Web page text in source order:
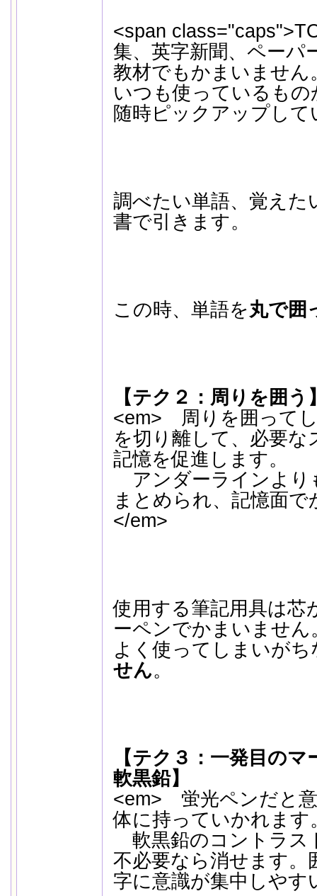
<span
集、英字新聞、ペーパ
教材でもかまいません
いつも使っているも
随時ピックアップして
調べたい単語、覚えた
書で引きます。
この時、単語を丸で囲
【テク２：周りを囲う
<em> 周りを囲って
を切り離して、必要
記憶を促進します。
アンダーラインより
まとめられ、記憶面
</em>
使用する筆記用具は芯
ーペンでかまいません
よく使ってしまいがち
せん。
【テク３：一発目の
軟黒鉛】
<em> 蛍光ペンだと
体に持っていかれます
軟黒鉛のコントラス
不必要なら消せます。
字に意識が集中しやす